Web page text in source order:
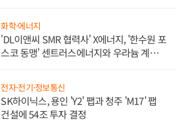
화학·에너지
'DL이앤씨 SMR 협력사' X에너지, '한수원 포
스코 동맹' 센트러스에너지와 우라늄 계약
전자·전기·정보통신
SK하이닉스, 용인 'Y2' 팹과 청주 'M17' 팹
건설에 54조 투자 결정